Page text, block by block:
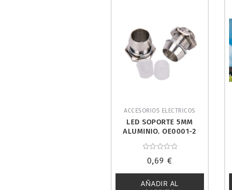
ACCESORIOS ELECTRICOS
LED SOPORTE 5MM
ALUMINIO. OE0001-2
con
de
5
0,69 €
AÑADIR AL